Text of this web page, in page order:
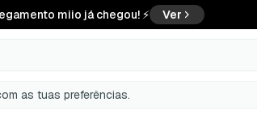
miio já chegou! ⚡ Ver
as tuas preferências.